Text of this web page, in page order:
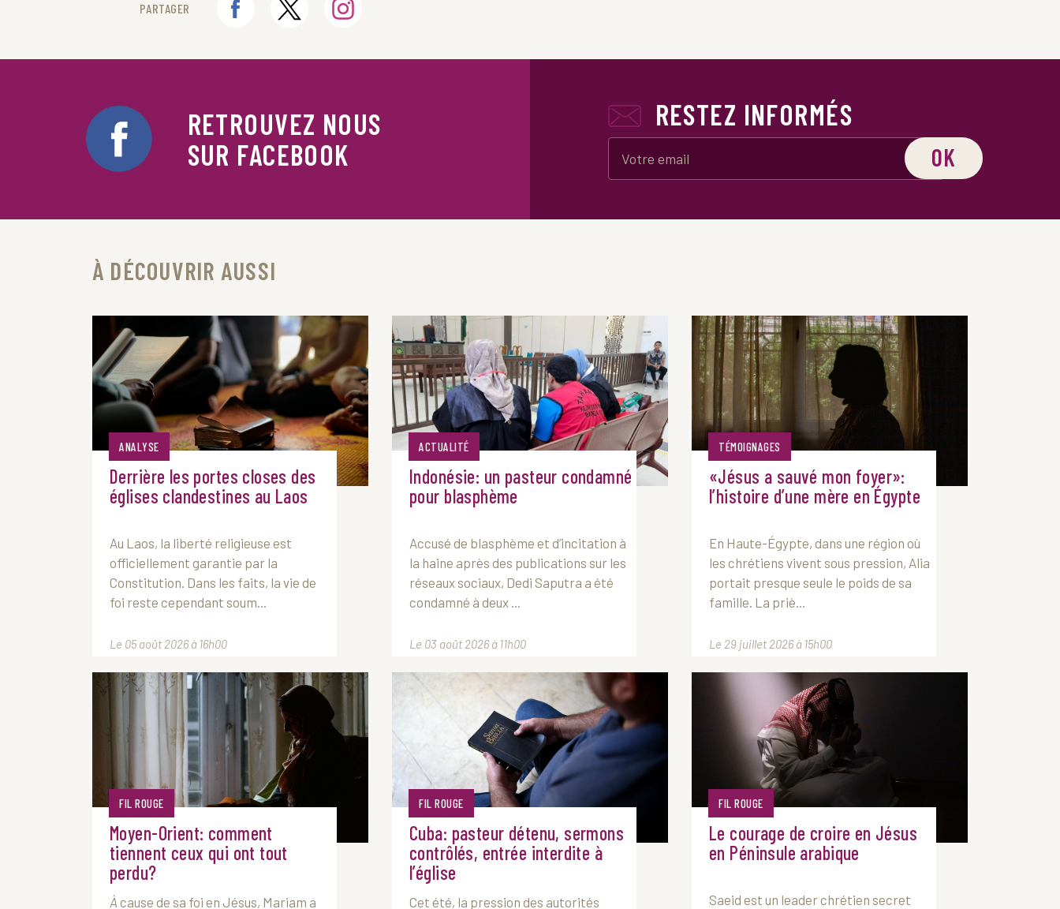
PARTAGER
RETROUVEZ NOUS
SUR FACEBOOK
RESTEZ INFORMÉS
OK
À DÉCOUVRIR AUSSI
ANALYSE
Derrière les portes closes des
églises clandestines au Laos
Au Laos, la liberté religieuse est
officiellement garantie par la
Constitution. Dans les faits, la vie de
foi reste cependant soum...
Le 05 août 2026 à 16h00
ACTUALITÉ
Indonésie: un pasteur condamné
pour blasphème
Accusé de blasphème et d’incitation à
la haine après des publications sur les
réseaux sociaux, Dedi Saputra a été
condamné à deux ...
Le 03 août 2026 à 11h00
TÉMOIGNAGES
«Jésus a sauvé mon foyer»:
l’histoire d’une mère en Égypte
En Haute-Égypte, dans une région où
les chrétiens vivent sous pression, Alia
portait presque seule le poids de sa
famille. La priè...
Le 29 juillet 2026 à 15h00
FIL ROUGE
Moyen-Orient: comment
tiennent ceux qui ont tout
perdu?
À cause de sa foi en Jésus, Mariam a
FIL ROUGE
Cuba: pasteur détenu, sermons
contrôlés, entrée interdite à
l’église
Cet été, la pression des autorités
FIL ROUGE
Le courage de croire en Jésus
en Péninsule arabique
Saeid est un leader chrétien secret